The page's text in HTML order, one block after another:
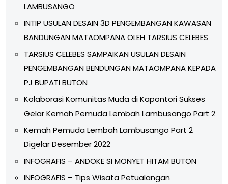
LAMBUSANGO
INTIP USULAN DESAIN 3D PENGEMBANGAN KAWASAN
BANDUNGAN MATAOMPANA OLEH TARSIUS CELEBES
TARSIUS CELEBES SAMPAIKAN USULAN DESAIN
PENGEMBANGAN BENDUNGAN MATAOMPANA KEPADA
PJ BUPATI BUTON
Kolaborasi Komunitas Muda di Kapontori Sukses
Gelar Kemah Pemuda Lembah Lambusango Part 2
Kemah Pemuda Lembah Lambusango Part 2
Digelar Desember 2022
INFOGRAFIS – ANDOKE SI MONYET HITAM BUTON
INFOGRAFIS – Tips Wisata Petualangan